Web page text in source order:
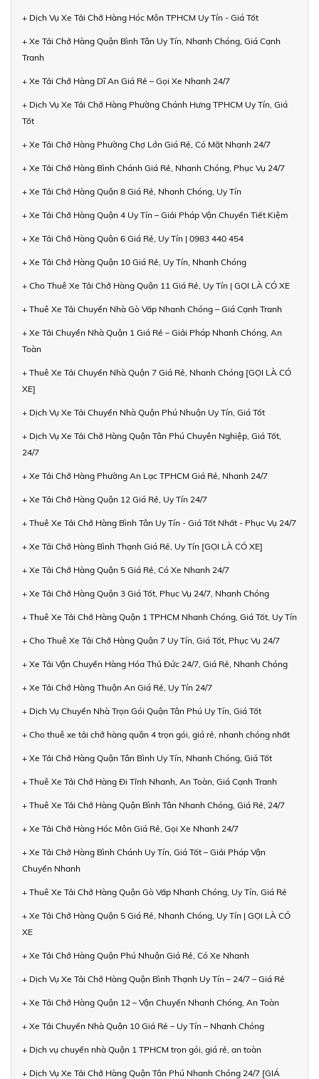
+ Dịch Vụ Xe Tải Chở Hàng Hóc Môn TPHCM Uy Tín - Giá Tốt
+ Xe Tải Chở Hàng Quận Bình Tân Uy Tín, Nhanh Chóng, Giá Cạnh
Tranh
+ Xe Tải Chở Hàng Dĩ An Giá Rẻ – Gọi Xe Nhanh 24/7
+ Dịch Vụ Xe Tải Chở Hàng Phường Chánh Hưng TPHCM Uy Tín, Giá
Tốt
+ Xe Tải Chở Hàng Phường Chợ Lớn Giá Rẻ, Có Mặt Nhanh 24/7
+ Xe Tải Chở Hàng Bình Chánh Giá Rẻ, Nhanh Chóng, Phục Vụ 24/7
+ Xe Tải Chở Hàng Quận 8 Giá Rẻ, Nhanh Chóng, Uy Tín
+ Xe Tải Chở Hàng Quận 4 Uy Tín – Giải Pháp Vận Chuyển Tiết Kiệm
+ Xe Tải Chở Hàng Quận 6 Giá Rẻ, Uy Tín | 0983 440 454
+ Xe Tải Chở Hàng Quận 10 Giá Rẻ, Uy Tín, Nhanh Chóng
+ Cho Thuê Xe Tải Chở Hàng Quận 11 Giá Rẻ, Uy Tín | GỌI LÀ CÓ XE
+ Thuê Xe Tải Chuyển Nhà Gò Vấp Nhanh Chóng – Giá Cạnh Tranh
+ Xe Tải Chuyển Nhà Quận 1 Giá Rẻ – Giải Pháp Nhanh Chóng, An
Toàn
+ Thuê Xe Tải Chuyển Nhà Quận 7 Giá Rẻ, Nhanh Chóng [GỌI LÀ CÓ
XE]
+ Dịch Vụ Xe Tải Chuyển Nhà Quận Phú Nhuận Uy Tín, Giá Tốt
+ Dịch Vụ Xe Tải Chở Hàng Quận Tân Phú Chuyên Nghiệp, Giá Tốt,
24/7
+ Xe Tải Chở Hàng Phường An Lạc TPHCM Giá Rẻ, Nhanh 24/7
+ Xe Tải Chở Hàng Quận 12 Giá Rẻ, Uy Tín 24/7
+ Thuê Xe Tải Chở Hàng Bình Tân Uy Tín - Giá Tốt Nhất - Phục Vụ 24/7
+ Xe Tải Chở Hàng Bình Thạnh Giá Rẻ, Uy Tín [GỌI LÀ CÓ XE]
+ Xe Tải Chở Hàng Quận 5 Giá Rẻ, Có Xe Nhanh 24/7
+ Xe Tải Chở Hàng Quận 3 Giá Tốt, Phục Vụ 24/7, Nhanh Chóng
+ Thuê Xe Tải Chở Hàng Quận 1 TPHCM Nhanh Chóng, Giá Tốt, Uy Tín
+ Cho Thuê Xe Tải Chở Hàng Quận 7 Uy Tín, Giá Tốt, Phục Vụ 24/7
+ Xe Tải Vận Chuyển Hàng Hóa Thủ Đức 24/7, Giá Rẻ, Nhanh Chóng
+ Xe Tải Chở Hàng Thuận An Giá Rẻ, Uy Tín 24/7
+ Dịch Vụ Chuyển Nhà Trọn Gói Quận Tân Phú Uy Tín, Giá Tốt
+ Cho thuê xe tải chở hàng quận 4 trọn gói, giá rẻ, nhanh chóng nhất
+ Xe Tải Chở Hàng Quận Tân Bình Uy Tín, Nhanh Chóng, Giá Tốt
+ Thuê Xe Tải Chở Hàng Đi Tỉnh Nhanh, An Toàn, Giá Cạnh Tranh
+ Thuê Xe Tải Chở Hàng Quận Bình Tân Nhanh Chóng, Giá Rẻ, 24/7
+ Xe Tải Chở Hàng Hóc Môn Giá Rẻ, Gọi Xe Nhanh 24/7
+ Xe Tải Chở Hàng Bình Chánh Uy Tín, Giá Tốt – Giải Pháp Vận
Chuyển Nhanh
+ Thuê Xe Tải Chở Hàng Quận Gò Vấp Nhanh Chóng, Uy Tín, Giá Rẻ
+ Xe Tải Chở Hàng Quận 5 Giá Rẻ, Nhanh Chóng, Uy Tín | GỌI LÀ CÓ
XE
+ Xe Tải Chở Hàng Quận Phú Nhuận Giá Rẻ, Có Xe Nhanh
+ Dịch Vụ Xe Tải Chở Hàng Quận Bình Thạnh Uy Tín – 24/7 – Giá Rẻ
+ Xe Tải Chở Hàng Quận 12 – Vận Chuyển Nhanh Chóng, An Toàn
+ Xe Tải Chuyển Nhà Quận 10 Giá Rẻ – Uy Tín – Nhanh Chóng
+ Dịch vụ chuyển nhà Quận 1 TPHCM trọn gói, giá rẻ, an toàn
+ Dịch Vụ Xe Tải Chở Hàng Quận Tân Phú Nhanh Chóng 24/7 [GIÁ